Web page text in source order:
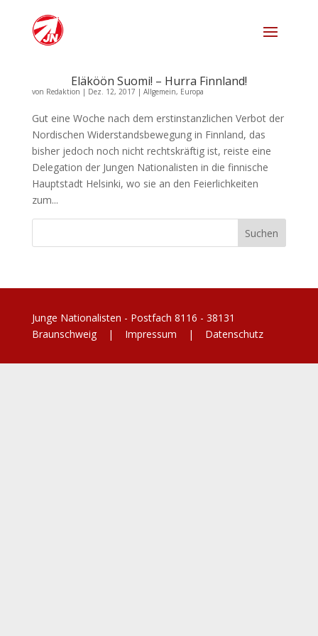
Eläköön Suomi! – Hurra Finnland!
von Redaktion | Dez. 12, 2017 | Allgemein, Europa
Gut eine Woche nach dem erstinstanzlichen Verbot der
Nordischen Widerstandsbewegung in Finnland, das
bisher jedoch noch nicht rechtskräftig ist, reiste eine
Delegation der Jungen Nationalisten in die finnische
Hauptstadt Helsinki, wo sie an den Feierlichkeiten
zum...
Junge Nationalisten - Postfach 8116 - 38131
Braunschweig | Impressum | Datenschutz